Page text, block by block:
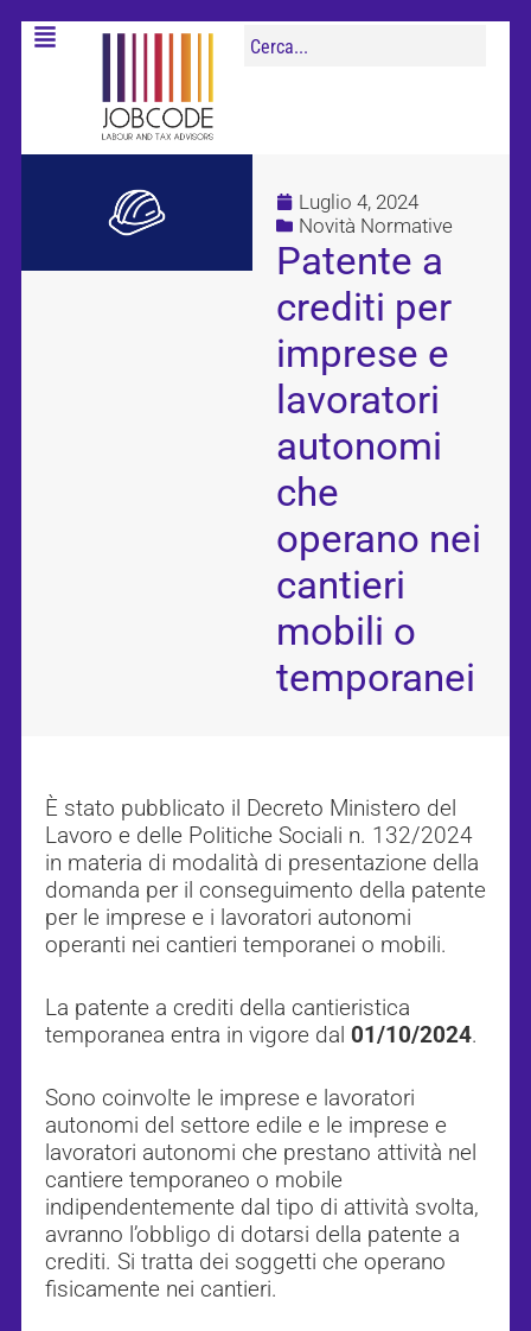
Luglio 4, 2024
Novità Normative
Patente a
crediti per
imprese e
lavoratori
autonomi
che
operano nei
cantieri
mobili o
temporanei
È stato pubblicato il Decreto Ministero del
Lavoro e delle Politiche Sociali n. 132/2024
in materia di modalità di presentazione della
domanda per il conseguimento della patente
per le imprese e i lavoratori autonomi
operanti nei cantieri temporanei o mobili.
La patente a crediti della cantieristica
temporanea entra in vigore dal 01/10/2024.
Sono coinvolte le imprese e lavoratori
autonomi del settore edile e le imprese e
lavoratori autonomi che prestano attività nel
cantiere temporaneo o mobile
indipendentemente dal tipo di attività svolta,
avranno l’obbligo di dotarsi della patente a
crediti. Si tratta dei soggetti che operano
fisicamente nei cantieri.